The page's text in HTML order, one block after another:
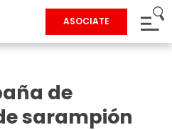
ASOCIATE
de
sarampión